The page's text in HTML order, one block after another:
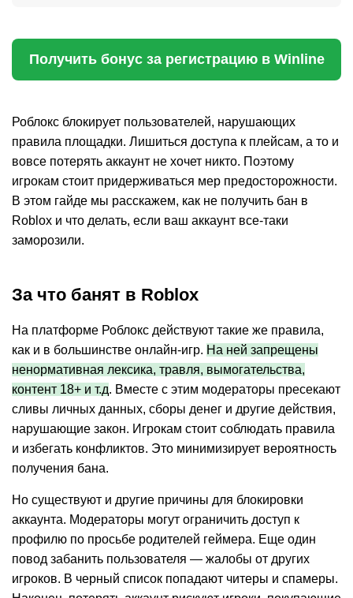
Получить бонус за регистрацию в Winline
Роблокс блокирует пользователей, нарушающих
правила площадки. Лишиться доступа к плейсам, а то и
вовсе потерять аккаунт не хочет никто. Поэтому
игрокам стоит придерживаться мер предосторожности.
В этом гайде мы расскажем, как не получить бан в
Roblox и что делать, если ваш аккаунт все-таки
заморозили.
За что банят в Roblox
На платформе Роблокс действуют такие же правила,
как и в большинстве онлайн-игр. На ней запрещены
ненормативная лексика, травля, вымогательства,
контент 18+ и т.д. Вместе с этим модераторы пресекают
сливы личных данных, сборы денег и другие действия,
нарушающие закон. Игрокам стоит соблюдать правила
и избегать конфликтов. Это минимизирует вероятность
получения бана.
Но существуют и другие причины для блокировки
аккаунта. Модераторы могут ограничить доступ к
профилю по просьбе родителей геймера. Еще один
повод забанить пользователя — жалобы от других
игроков. В черный список попадают читеры и спамеры.